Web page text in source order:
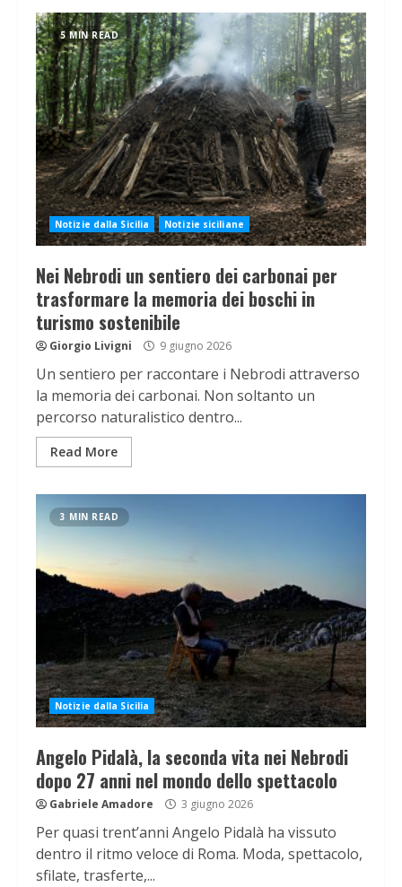
5 MIN READ
Notizie dalla Sicilia Notizie siciliane
Nei Nebrodi un sentiero dei carbonai per
trasformare la memoria dei boschi in
turismo sostenibile
Giorgio Livigni 9 giugno 2026
Un sentiero per raccontare i Nebrodi attraverso
la memoria dei carbonai. Non soltanto un
percorso naturalistico dentro...
Read More
3 MIN READ
Notizie dalla Sicilia
Angelo Pidalà, la seconda vita nei Nebrodi
dopo 27 anni nel mondo dello spettacolo
Gabriele Amadore 3 giugno 2026
Per quasi trent’anni Angelo Pidalà ha vissuto
dentro il ritmo veloce di Roma. Moda, spettacolo,
sfilate, trasferte,...